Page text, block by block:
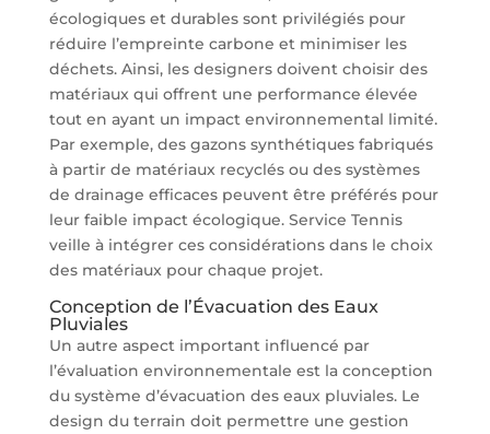
écologiques et durables sont privilégiés pour
réduire l’empreinte carbone et minimiser les
déchets. Ainsi, les designers doivent choisir des
matériaux qui offrent une performance élevée
tout en ayant un impact environnemental limité.
Par exemple, des gazons synthétiques fabriqués
à partir de matériaux recyclés ou des systèmes
de drainage efficaces peuvent être préférés pour
leur faible impact écologique. Service Tennis
veille à intégrer ces considérations dans le choix
des matériaux pour chaque projet.
Conception de l’Évacuation des Eaux
Pluviales
Un autre aspect important influencé par
l’évaluation environnementale est la conception
du système d’évacuation des eaux pluviales. Le
design du terrain doit permettre une gestion